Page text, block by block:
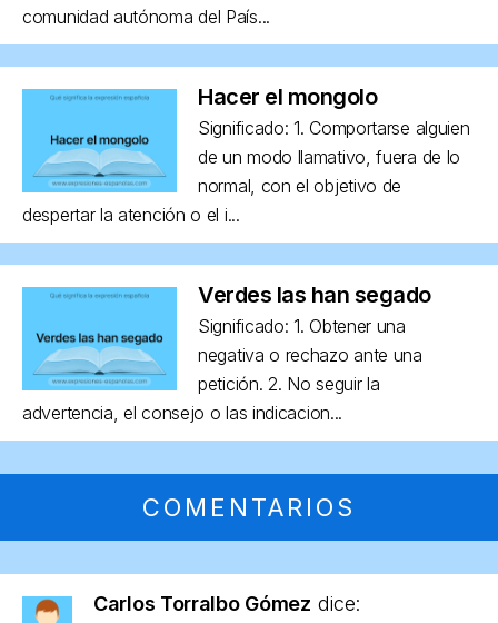
comunidad autónoma del País...
Hacer el mongolo
Significado: 1. Comportarse alguien
de un modo llamativo, fuera de lo
normal, con el objetivo de
despertar la atención o el i...
Verdes las han segado
Significado: 1. Obtener una
negativa o rechazo ante una
petición. 2. No seguir la
advertencia, el consejo o las indicacion...
COMENTARIOS
Carlos Torralbo Gómez dice: